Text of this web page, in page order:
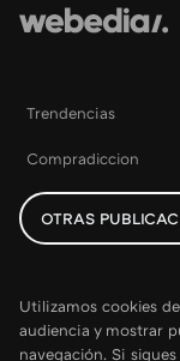
Trendencias
Compradiccion
OTRAS
Utilizamos cookies
audiencia y mostrar
navegación. Si